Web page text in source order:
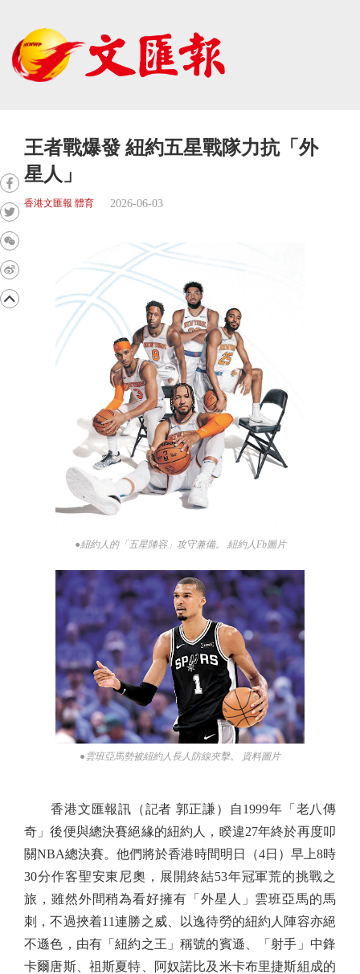
王者戰爆發 紐約五星戰隊力抗「外
星人」
香港文匯報 體育 2026-06-03
●紐約人的「五星陣容」攻守兼備。 紐約人Fb圖片
●雲班亞馬勢被紐約人長人防線夾擊。 資料圖片
香港文匯報訊（記者 郭正謙）自1999年「老八傳
奇」後便與總決賽絕緣的紐約人，睽違27年終於再度叩
關NBA總決賽。他們將於香港時間明日（4日）早上8時
30分作客聖安東尼奧，展開終結53年冠軍荒的挑戰之
旅，雖然外間稍為看好擁有「外星人」雲班亞馬的馬
刺，不過挾着11連勝之威、以逸待勞的紐約人陣容亦絕
不遜色，由有「紐約之王」稱號的賓遜、「射手」中鋒
卡爾唐斯、祖斯夏特、阿奴諾比及米卡布里捷斯組成的